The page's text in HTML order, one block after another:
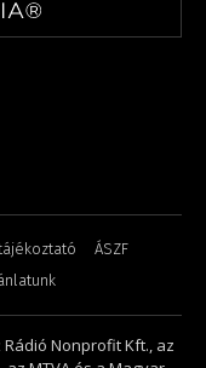
ÁSZF
Nonprofit Kft., az